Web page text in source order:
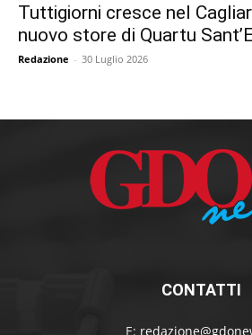
Tuttigiorni cresce nel
nuovo store di Quartu
Redazione - 30 Luglio 2026
CONTATTI
E: